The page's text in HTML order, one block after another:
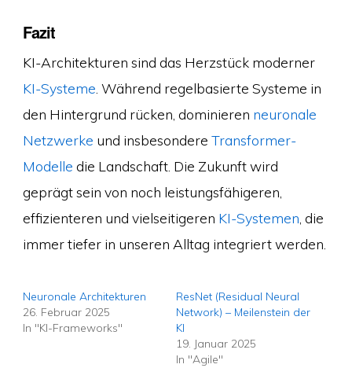
Fazit
KI-Architekturen sind das Herzstück moderner
KI-Systeme . Während regelbasierte Systeme in
den Hintergrund rücken, dominieren neuronale
Netzwerke und insbesondere Transformer-
Modelle die Landschaft. Die Zukunft wird
geprägt sein von noch leistungsfähigeren,
effizienteren und vielseitigeren KI-Systemen , die
immer tiefer in unseren Alltag integriert werden.
Neuronale Architekturen
26. Februar 2025
In "KI-Frameworks"
ResNet (Residual Neural
Network) – Meilenstein der
KI
19. Januar 2025
In "Agile"